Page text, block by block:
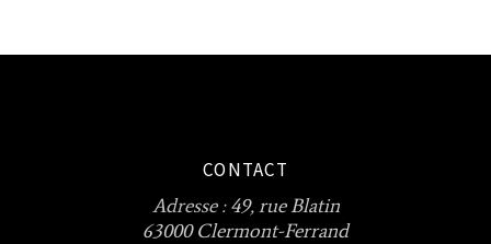
CONTACT
Adresse :49, rue Blatin
63000 Clermont-Ferrand